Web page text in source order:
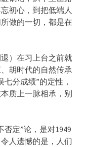
初心，到把低端人
做的一切，都是在
）在习上台之前就
胡时代的自然传承
分成绩”的定性，
质上一脉相承，别
定”论，是对1949
人遗憾的是，人们